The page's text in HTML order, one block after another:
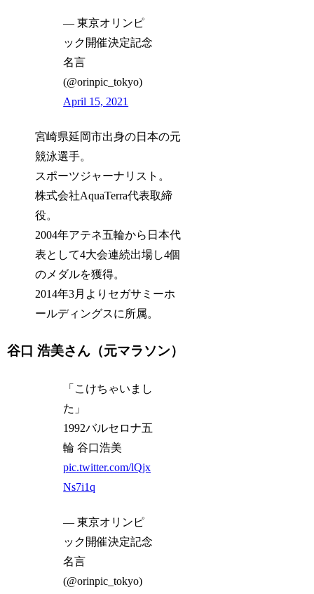
— 東京オリンピ
ック開催決定記念
名言
(@orinpic_tokyo)
April 15, 2021
宮崎県延岡市出身の日本の元
競泳選手。
スポーツジャーナリスト。
株式会社AquaTerra代表取締
役。
2004年アテネ五輪から日本代
表として4大会連続出場し4個
のメダルを獲得。
2014年3月よりセガサミーホ
ールディングスに所属。
谷口 浩美さん（元マラソン）
「こけちゃいまし
た」
1992バルセロナ五
輪 谷口浩美
pic.twitter.com/lQjx
Ns7i1q
— 東京オリンピ
ック開催決定記念
名言
(@orinpic_tokyo)